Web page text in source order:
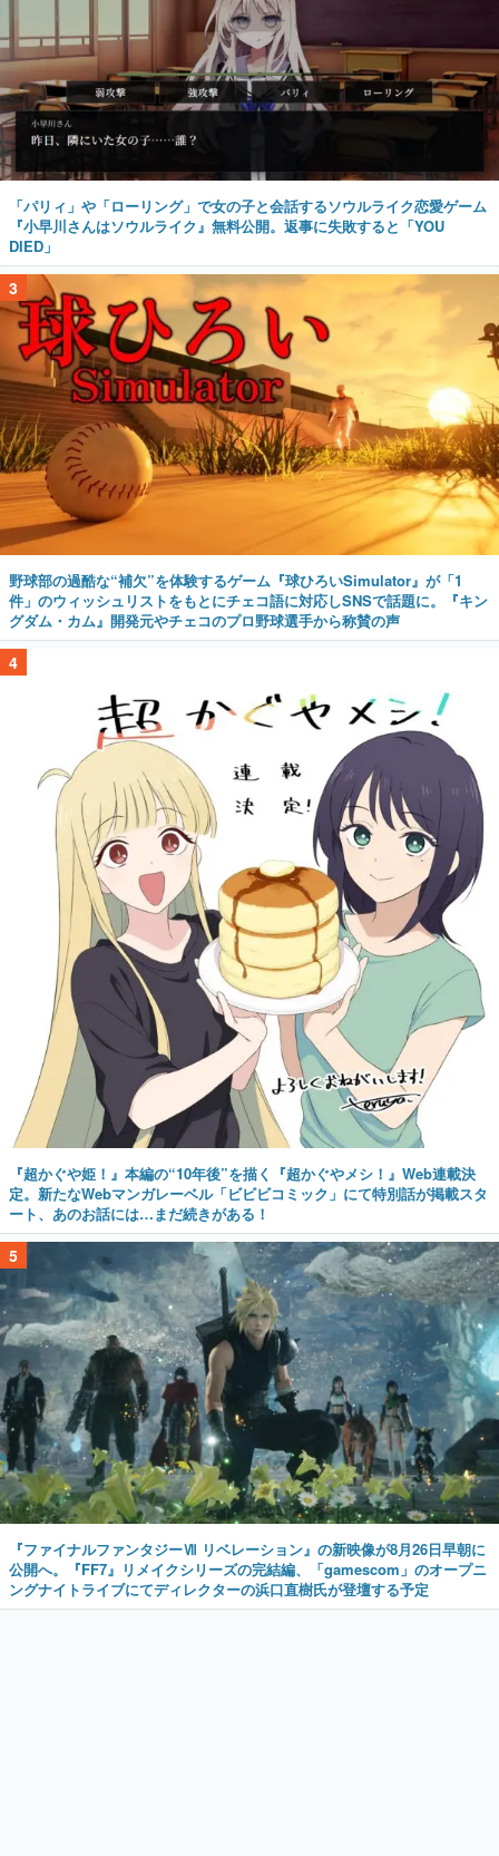
「パリィ」や「ローリング」で女の子と会話するソウルライク恋愛ゲーム
『小早川さんはソウルライク』無料公開。返事に失敗すると「YOU
DIED」
3
野球部の過酷な“補欠”を体験するゲーム『球ひろいSimulator』が「1
件」のウィッシュリストをもとにチェコ語に対応しSNSで話題に。『キン
グダム・カム』開発元やチェコのプロ野球選手から称賛の声
4
『超かぐや姫！』本編の“10年後”を描く『超かぐやメシ！』Web連載決
定。新たなWebマンガレーベル「ビビビコミック」にて特別話が掲載スタ
ート、あのお話には…まだ続きがある！
5
『ファイナルファンタジーⅦ リベレーション』の新映像が8月26日早朝に
公開へ。『FF7』リメイクシリーズの完結編、「gamescom」のオープニ
ングナイトライブにてディレクターの浜口直樹氏が登壇する予定